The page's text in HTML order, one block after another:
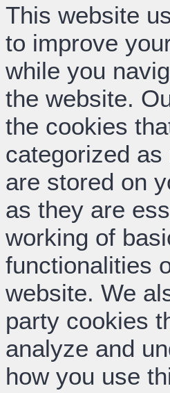
This website
to improve
while you
the website.
the cookies
categorized
are stored on
as they are
working of
functionalities
website. We
party cookies
analyze and
how you use